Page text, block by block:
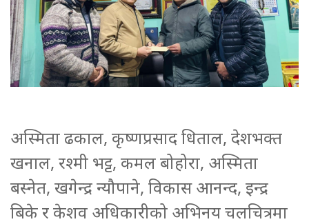
अस्मिता ढकाल, कृष्णप्रसाद धिताल, देशभक्त
खनाल, रश्मी भट्ट, कमल बोहोरा, अस्मिता
बस्नेत, खगेन्द्र न्यौपाने, विकास आनन्द, इन्द्र
बिके र केशव अधिकारीको अभिनय चलचित्रमा